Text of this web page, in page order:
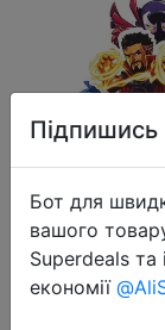
Підпишись
Бот для
вашого
Superdeals та
економії